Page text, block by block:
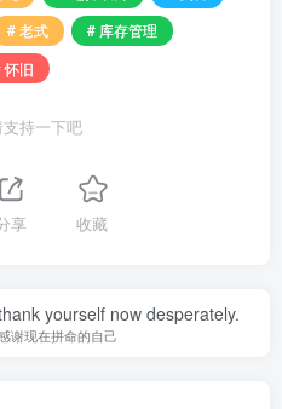
# 老式
# 库存管理
怀旧
持一下吧
享 收藏
yourself now desperately.
谢现在拼命的自己